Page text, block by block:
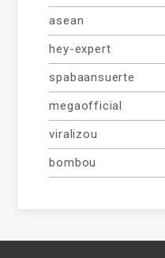
asean
hey-expert
spabaansuerte
megaofficial
viralizou
bombou